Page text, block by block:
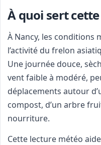
À quoi sert
À Nancy, les conditions
l’activité du frelon
Une journée douce,
vent faible à modéré,
déplacements autour
compost, d’un arbre
nourriture.
Cette lecture météo